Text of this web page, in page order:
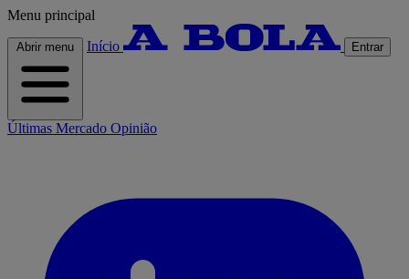
Menu principal
Abrir menu Início Entrar
Últimas Mercado Opinião